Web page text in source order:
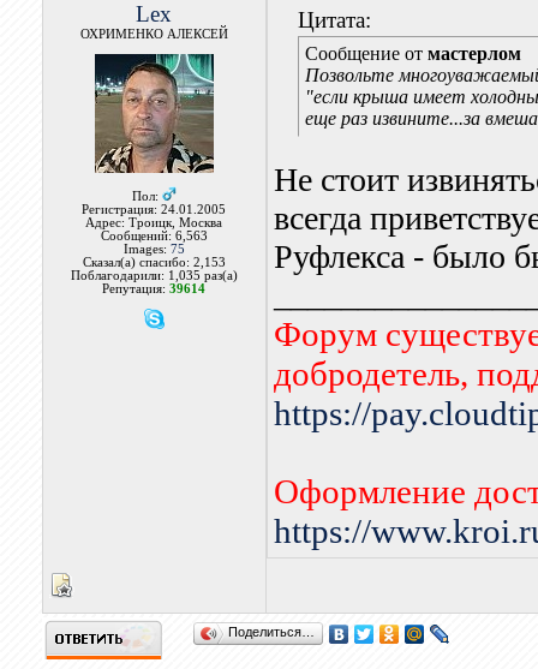
Lex
ОХРИМЕНКО АЛЕКСЕЙ
Пол:
Регистрация: 24.01.2005
Адрес: Троицк, Москва
Сообщений: 6,563
Images: 75
Сказал(а) спасибо: 2,153
Поблагодарили: 1,035 раз(а)
Репутация:39614
Цитата:
Сообщение от мастерлом
Позвольте
"если крыша имеет
еще раз извините...за
Не стоит
всегда
Руфлекса - было
Форум
добродетель,
https://
Оформление
https://
Поделиться…